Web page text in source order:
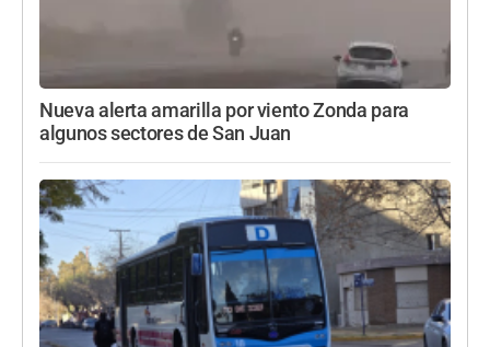
Nueva alerta amarilla por viento Zonda para
algunos sectores de San Juan